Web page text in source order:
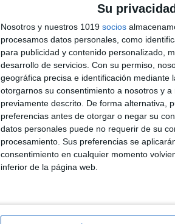
Su
Nosotros y nuestros 1019 socios
procesamos datos personales, como
para publicidad y contenido personalizado,
desarrollo de servicios. Con su permiso,
geográfica precisa e identificación mediante
otorgarnos su consentimiento a nosotros y
previamente descrito. De forma alternativa,
preferencias antes de otorgar o negar su
datos personales puede no requerir de su
procesamiento. Sus preferencias se
consentimiento en cualquier momento
inferior de la página web.
En Orientación Andújar,
especialmente en fechas tan
Amistad. Por eso, hemos
SEGUIR LEYENDO
0
FLIPBOOK CORAZON
2024
Publicado el 9 febrero, 2024
En este Día del Amor y la
queremos ofrecerte una forma
sentimientos: el Flipbook